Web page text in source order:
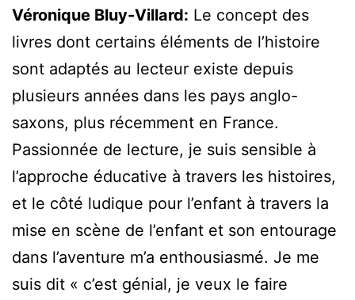
Véronique Bluy-Villard: Le concept des
livres dont certains éléments de l’histoire
sont adaptés au lecteur existe depuis
plusieurs années dans les pays anglo-
saxons, plus récemment en France.
Passionnée de lecture, je suis sensible à
l’approche éducative à travers les histoires,
et le côté ludique pour l’enfant à travers la
mise en scène de l’enfant et son entourage
dans l’aventure m’a enthousiasmé. Je me
suis dit « c’est génial, je veux le faire